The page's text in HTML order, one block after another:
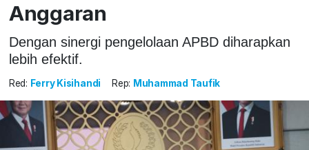
Anggaran
Dengan sinergi pengelolaan APBD diharapkan
lebih efektif.
Red: Ferry Kisihandi Rep: Muhammad Taufik